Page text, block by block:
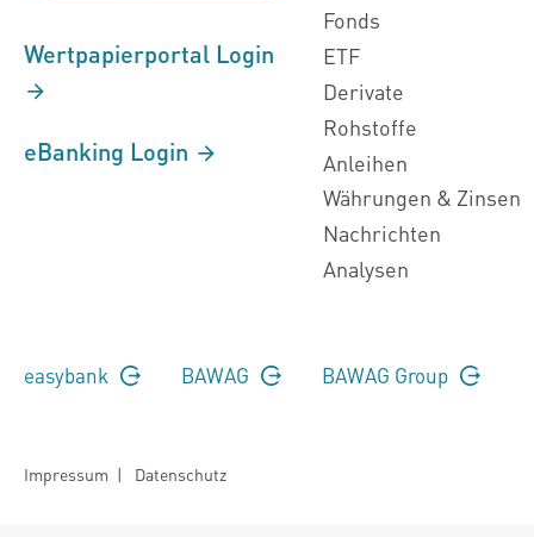
Wertpapierportal Login
eBanking Login
Fonds
ETF
Derivate
Rohstoffe
Anleihen
Währungen & Zinsen
Nachrichten
Analysen
easybank BAWAG BAWAG Group
Impressum | Datenschutz